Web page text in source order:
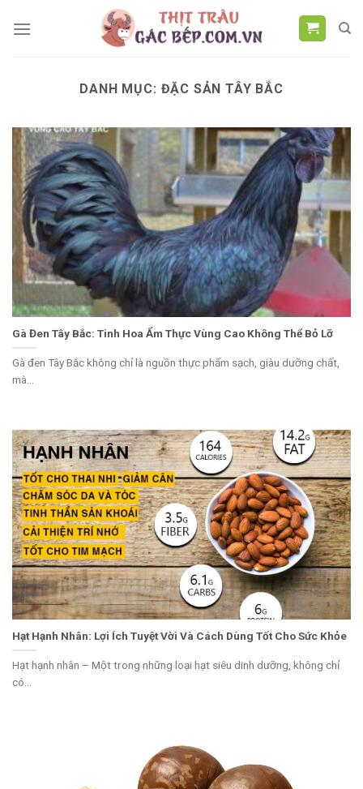
đến
DANH MỤC: ĐẶC SẢN TÂY BẮC
Gà Đen Tây Bắc: Tinh Hoa Ẩm Thực Vùng Cao Không Thể Bỏ Lỡ
Gà đen Tây Bắc không chỉ là nguồn thực phẩm sạch, giàu dưỡng chất,
mà...
Hạt Hạnh Nhân: Lợi Ích Tuyệt Vời Và Cách Dùng Tốt Cho Sức Khỏe
Hạt hạnh nhân – Một trong những loại hạt siêu dinh dưỡng, không chỉ
có...